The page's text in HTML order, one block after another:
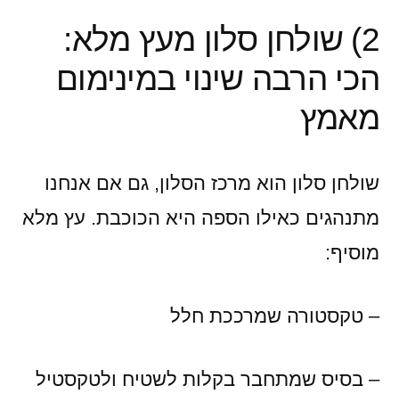
2) שולחן סלון מעץ מלא:
הכי הרבה שינוי במינימום
מאמץ
שולחן סלון הוא מרכז הסלון, גם אם אנחנו
מתנהגים כאילו הספה היא הכוכבת. עץ מלא
מוסיף:
– טקסטורה שמרככת חלל
– בסיס שמתחבר בקלות לשטיח ולטקסטיל